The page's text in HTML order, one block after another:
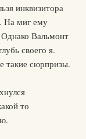
инквизитора
На миг ему
Однако Вальмонт
своего я.
такие сюрпризы.
то